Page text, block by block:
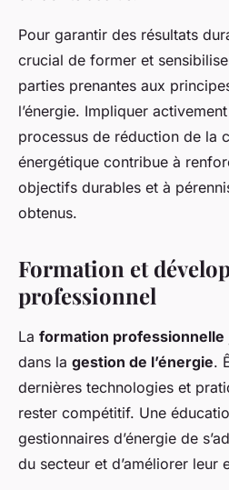
Pour garantir des résultats
crucial de former et
parties prenantes aux
l’énergie. Impliquer
processus de réduction de la
énergétique contribue à
objectifs durables et à
obtenus.
Formation et
professionnel
La formation professionnelle
dans la gestion de l’énergie.
dernières technologies et
rester compétitif. Une
gestionnaires d’énergie de
du secteur et d’améliorer leur